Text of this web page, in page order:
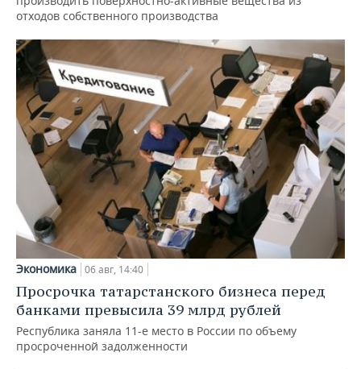
отходов собственного производства
Экономика 06 авг, 14:40
Просрочка татарстанского бизнеса перед
банками превысила 39 млрд рублей
Республика заняла 11-е место в России по объему
просроченной задолженности